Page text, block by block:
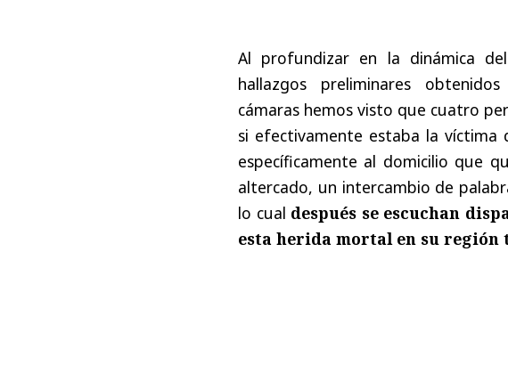
Al profundizar en la dinámica
hallazgos preliminares
cámaras hemos visto que cuatro
si efectivamente estaba la víctima
específicamente al domicilio que
altercado, un intercambio de
lo cual después se escuchan
esta herida mortal en su región